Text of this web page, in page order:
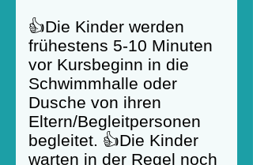
👍Die Kinder werden
frühestens 5-10 Minuten
vor Kursbeginn in die
Schwimmhalle oder
Dusche von ihren
Eltern/Begleitpersonen
begleitet. 👍Die Kinder
warten in der Regel noch